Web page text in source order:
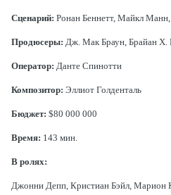
Сценарий: Ронан Беннетт, Майкл
Продюсеры: Дж. Мак Браун, Брайан Х.
Оператор: Данте Спинотти
Композитор: Эллиот Голденталь
Бюджет: $80 000 000
Время: 143 мин.
В ролях:
Джонни Депп, Кристиан Бэйл, Марион